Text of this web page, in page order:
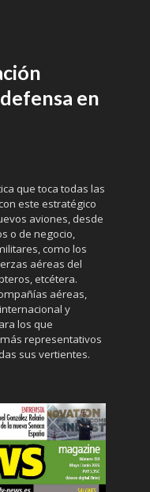
en
que toca todas las
este estratégico
aviones, desde
o de negocio,
como los
aéreas del
etcétera.
aéreas,
y
los que
representativos
sus vertientes.